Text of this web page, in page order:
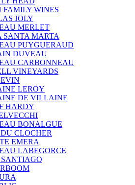
FAMILY WINES
JOLY
MERLET
SANTA MARTA
PUYGUERAUD
DUVEAU
CARBONNEAU
VINEYARDS
LEROY
DE VILLAINE
HARDY
BONALGUE
CLOCHER
EMERA
LABEGORCE